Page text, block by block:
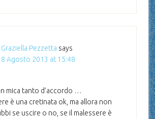
Graziella Pezzetta says
8 Agosto 2013 at 15:48
mica tanto d’accordo …
è una cretinata ok, ma allora non
se uscire o no, se il malessere è